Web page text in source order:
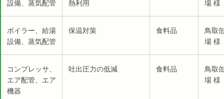
設備、蒸気配管
熱利用
場 様
ボイラー、給湯
設備、蒸気配管
保温対策 食料品
鳥取
場 様
コンプレッサ、
エア配管、エア
機器
吐出圧力の低減 食料品
鳥取
場 様